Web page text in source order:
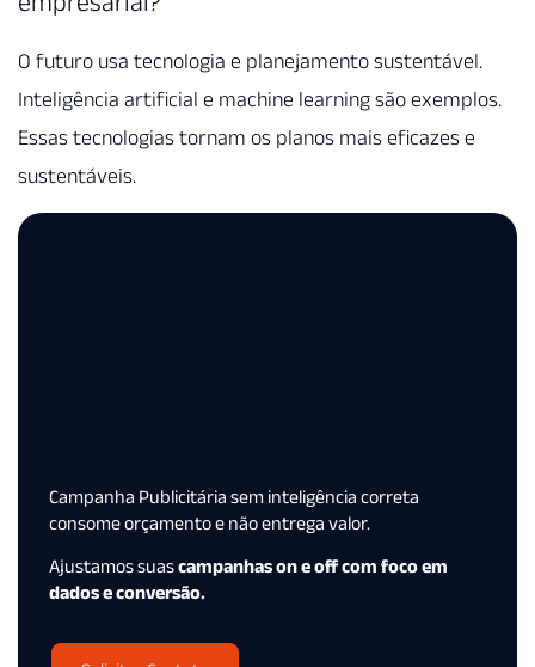
O futuro usa tecnologia e planejamento sustentável.
Inteligência artificial e machine learning são exemplos.
Essas tecnologias tornam os planos mais eficazes e
sustentáveis.
Campanha Publicitária sem inteligência correta
consome orçamento e não entrega valor.
Ajustamos suascampanhas on e off com foco em
dados e conversão.